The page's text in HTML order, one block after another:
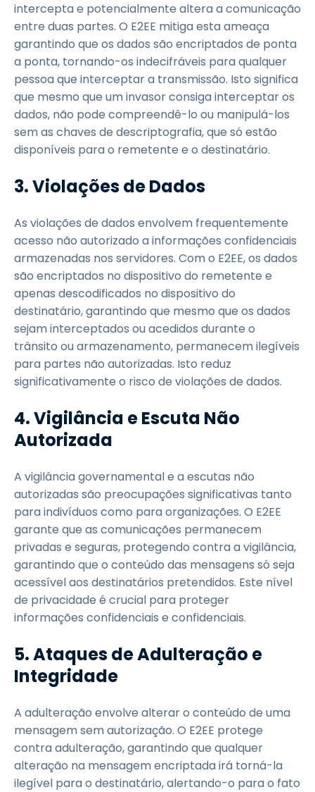
intercepta e potencialmente altera a comunicação
entre duas partes. O E2EE mitiga esta ameaça
garantindo que os dados são encriptados de ponta
a ponta, tornando-os indecifráveis para qualquer
pessoa que interceptar a transmissão. Isto significa
que mesmo que um invasor consiga interceptar os
dados, não pode compreendê-lo ou manipulá-los
sem as chaves de descriptografia, que só estão
disponíveis para o remetente e o destinatário.
3. Violações de Dados
As violações de dados envolvem frequentemente
acesso não autorizado a informações confidenciais
armazenadas nos servidores. Com o E2EE, os dados
são encriptados no dispositivo do remetente e
apenas descodificados no dispositivo do
destinatário, garantindo que mesmo que os dados
sejam interceptados ou acedidos durante o
trânsito ou armazenamento, permanecem ilegíveis
para partes não autorizadas. Isto reduz
significativamente o risco de violações de dados.
4. Vigilância e Escuta Não
Autorizada
A vigilância governamental e a escutas não
autorizadas são preocupações significativas tanto
para indivíduos como para organizações. O E2EE
garante que as comunicações permanecem
privadas e seguras, protegendo contra a vigilância,
garantindo que o conteúdo das mensagens só seja
acessível aos destinatários pretendidos. Este nível
de privacidade é crucial para proteger
informações confidenciais e confidenciais.
5. Ataques de Adulteração e
Integridade
A adulteração envolve alterar o conteúdo de uma
mensagem sem autorização. O E2EE protege
contra adulteração, garantindo que qualquer
alteração na mensagem encriptada irá torná-la
ilegível para o destinatário, alertando-o para o fato